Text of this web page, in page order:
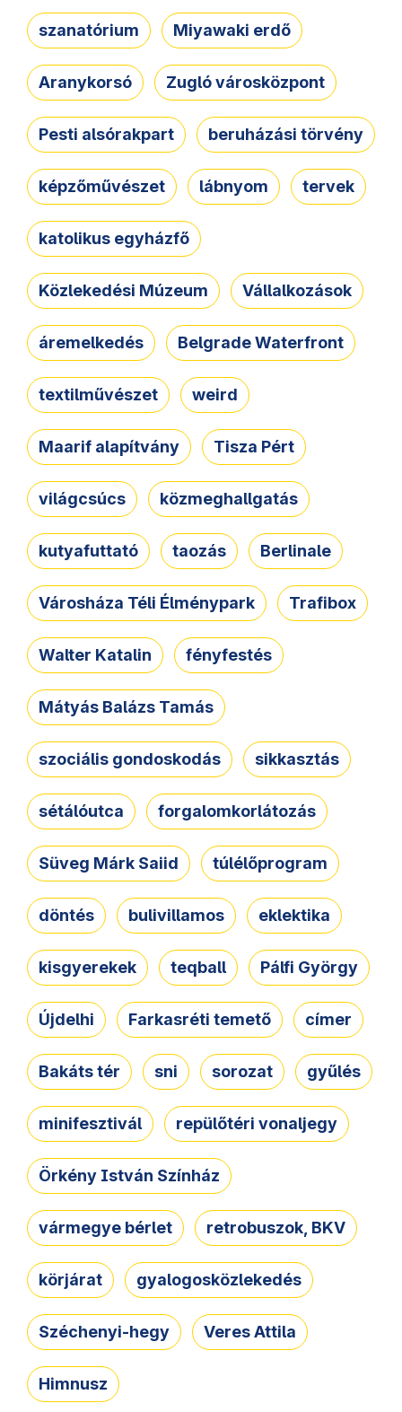
szanatórium Miyawaki erdő
Aranykorsó Zugló városközpont
Pesti alsórakpart beruházási törvény
képzőművészet lábnyom tervek
katolikus egyházfő
Közlekedési Múzeum Vállalkozások
áremelkedés Belgrade Waterfront
textilművészet weird
Maarif alapítvány Tisza Pért
világcsúcs közmeghallgatás
kutyafuttató taozás Berlinale
Városháza Téli Élménypark Trafibox
Walter Katalin fényfestés
Mátyás Balázs Tamás
szociális gondoskodás sikkasztás
sétálóutca forgalomkorlátozás
Süveg Márk Saiid túlélőprogram
döntés bulivillamos eklektika
kisgyerekek teqball Pálfi György
Újdelhi Farkasréti temető címer
Bakáts tér sni sorozat gyűlés
minifesztivál repülőtéri vonaljegy
Örkény István Színház
vármegye bérlet retrobuszok, BKV
körjárat gyalogosközlekedés
Széchenyi-hegy Veres Attila
Himnusz